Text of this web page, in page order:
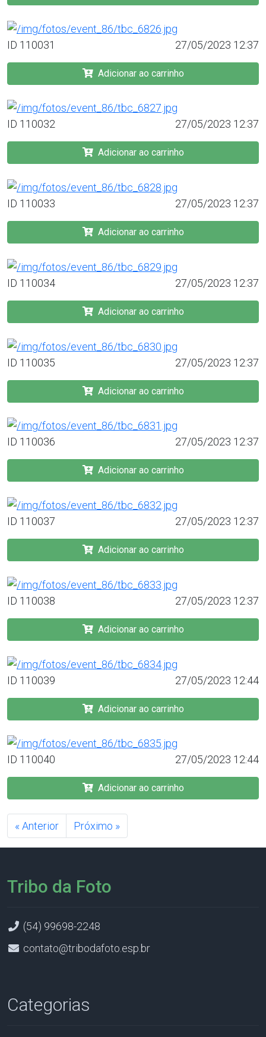
ID 110031 27/05/2023 12:37
Adicionar ao carrinho
ID 110032 27/05/2023 12:37
Adicionar ao carrinho
ID 110033 27/05/2023 12:37
Adicionar ao carrinho
ID 110034 27/05/2023 12:37
Adicionar ao carrinho
ID 110035 27/05/2023 12:37
Adicionar ao carrinho
ID 110036 27/05/2023 12:37
Adicionar ao carrinho
ID 110037 27/05/2023 12:37
Adicionar ao carrinho
ID 110038 27/05/2023 12:37
Adicionar ao carrinho
ID 110039 27/05/2023 12:44
Adicionar ao carrinho
ID 110040 27/05/2023 12:44
Adicionar ao carrinho
« Anterior Próximo »
Tribo da Foto
(54) 99698-2248
contato@tribodafoto.esp.br
Categorias